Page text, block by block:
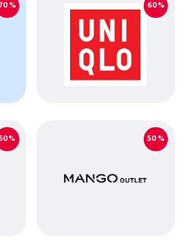
60%
50%